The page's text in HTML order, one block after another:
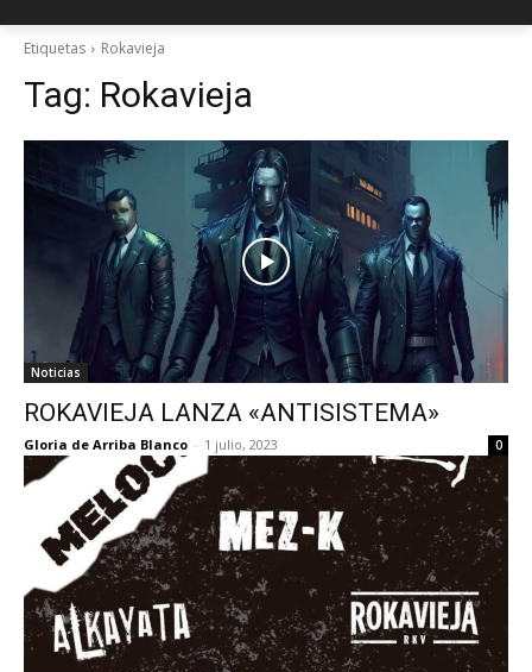
Etiquetas Rokavieja
Tag: Rokavieja
Noticias
ROKAVIEJA LANZA «ANTISISTEMA»
Gloria de Arriba Blanco - 1 julio, 2023 0